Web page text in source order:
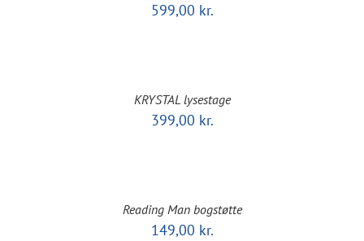
599,00 kr.
KRYSTAL lysestage
399,00 kr.
Reading Man bogstøtte
149,00 kr.